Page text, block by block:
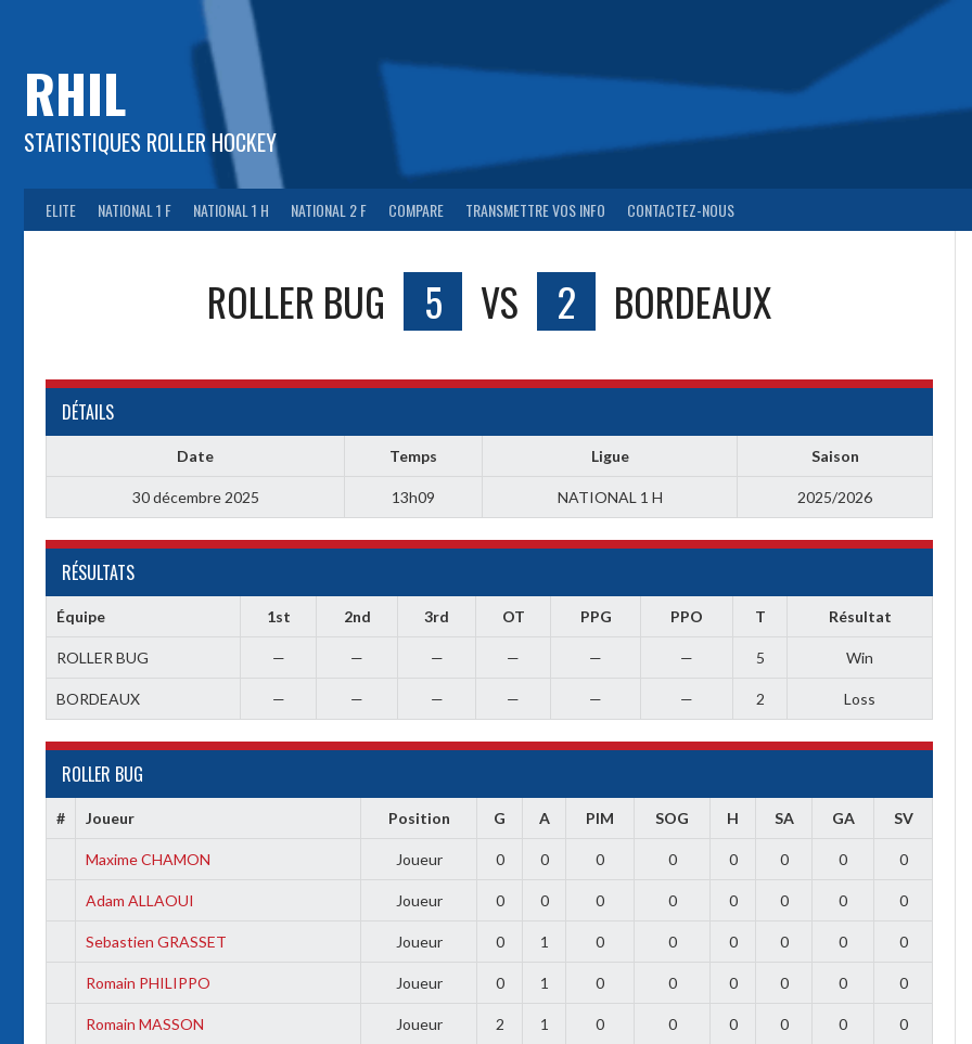
RHIL
STATISTIQUES ROLLER HOCKEY
ELITE NATIONAL 1 F NATIONAL 1 H NATIONAL 2 F COMPARE TRANSMETTRE VOS INFO CONTACTEZ-NOUS
ROLLER BUG 5 VS 2 BORDEAUX
DÉTAILS
Date Temps Ligue Saison
30 décembre 2025 13h09 NATIONAL 1 H 2025/2026
RÉSULTATS
Équipe 1st 2nd 3rd OT PPG PPO T Résultat
ROLLER BUG — — — — — — 5 Win
BORDEAUX — — — — — — 2 Loss
ROLLER BUG
# Joueur Position G A PIM SOG H SA GA SV
Maxime CHAMON Joueur 0 0 0 0 0 0 0 0
Adam ALLAOUI Joueur 0 0 0 0 0 0 0 0
Sebastien GRASSET Joueur 0 1 0 0 0 0 0 0
Romain PHILIPPO Joueur 0 1 0 0 0 0 0 0
Romain MASSON Joueur 2 1 0 0 0 0 0 0